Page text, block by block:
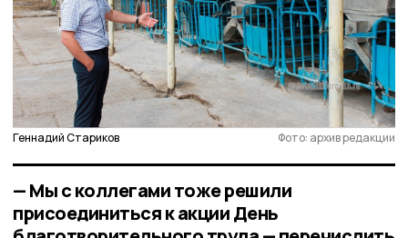
Геннадий Стариков Фото: архив редакции
— Мы с коллегами тоже решили
присоединиться к акции День